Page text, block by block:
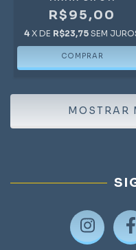
R$95,00
4 X DE R$23,75 SEM
MOSTRAR